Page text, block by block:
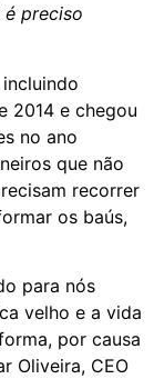
é preciso
2014 e chegou
no ano
que não
recorrer
os baús,
para nós
velho e a vida
por causa
Oliveira, CEO